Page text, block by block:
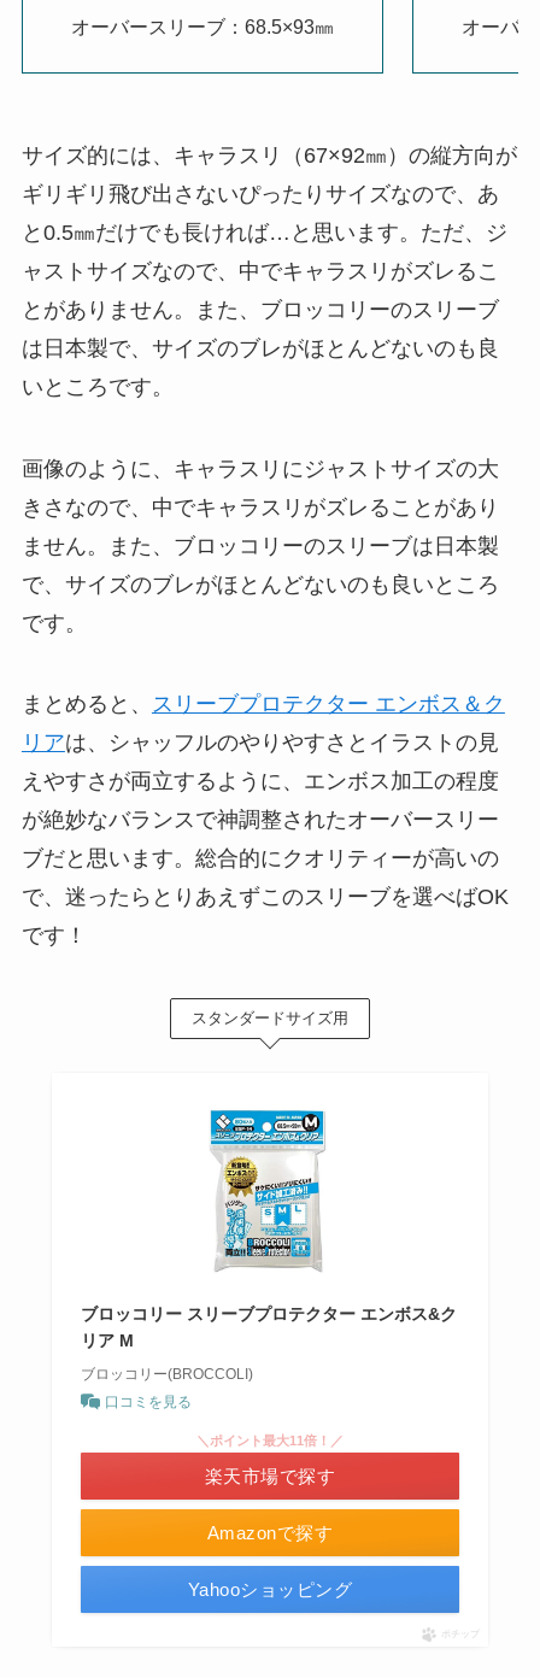
オーバースリーブ：68.5×93㎜
オーバ
サイズ的には、キャラスリ（67×92㎜）の縦方向が
ギリギリ飛び出さないぴったりサイズなので、あ
と0.5㎜だけでも長ければ…と思います。ただ、ジ
ャストサイズなので、中でキャラスリがズレるこ
とがありません。また、ブロッコリーのスリーブ
は日本製で、サイズのブレがほとんどないのも良
いところです。
画像のように、キャラスリにジャストサイズの大
きさなので、中でキャラスリがズレることがあり
ません。また、ブロッコリーのスリーブは日本製
で、サイズのブレがほとんどないのも良いところ
です。
まとめると、 スリーブプロテクター エンボス＆ク
リアは、シャッフルのやりやすさとイラストの見
えやすさが両立するように、エンボス加工の程度
が絶妙なバランスで神調整されたオーバースリー
ブだと思います。総合的にクオリティーが高いの
で、迷ったらとりあえずこのスリーブを選べばOK
です！
スタンダードサイズ用
ブロッコリー スリーブプロテクター エンボス&ク
リア M
ブロッコリー(BROCCOLI)
口コミを見る
Amazonで探す
＼ポイント最大11倍！／
楽天市場で探す
Yahooショッピング
ポチップ